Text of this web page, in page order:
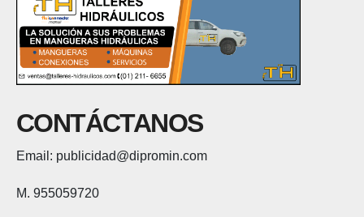
CONTÁCTANOS
Email: publicidad@dipromin.com
M. 955059720